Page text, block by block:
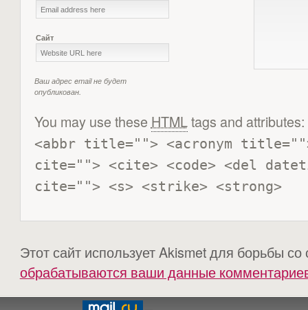
Сайт
Ваш адрес email не будет
опубликован.
You may use these HTMLtags and attributes:
<abbr title=""> <acronym
cite=""> <cite> <code> <del
cite=""> <s> <strike> <strong>
Этот сайт использует Akismet для борьбы
обрабатываются ваши данные